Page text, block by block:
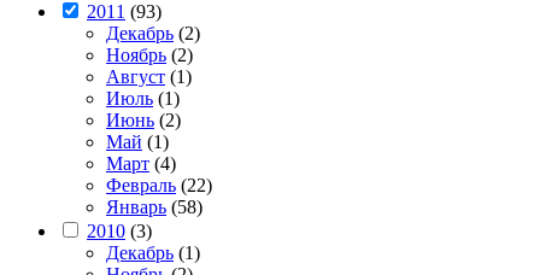
2011 (93)
Декабрь (2)
Ноябрь (2)
Август (1)
Июль (1)
Июнь (2)
Май (1)
Март (4)
Февраль (22)
Январь (58)
2010 (3)
Декабрь (1)